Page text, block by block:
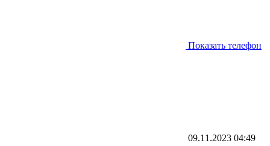
Показать телефон
09.11.2023 04:49